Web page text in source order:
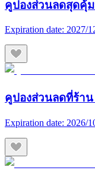
คูปองส่วนลดสุดคุ้
Expiration date: 2027/
คูปองส่วนลดที่ร้า
Expiration date: 2026/